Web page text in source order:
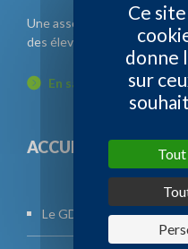
Une association d'éleveurs,
des éleveurs.
En savoir plus
ACCUEIL
Le GDS
Ce
donne
sur